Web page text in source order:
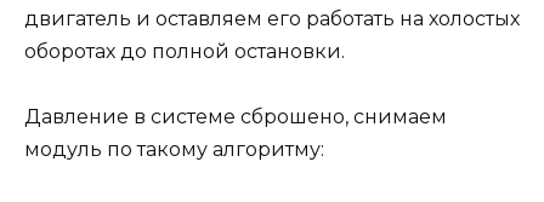
двигатель и оставляем его работать на холостых
оборотах до полной остановки.
Давление в системе сброшено, снимаем
модуль по такому алгоритму: